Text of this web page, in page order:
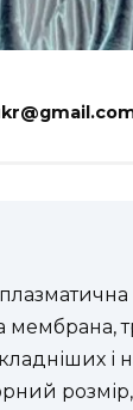
мембрана,
і